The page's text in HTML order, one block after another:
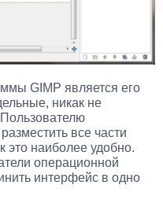
GIMP является его
никак не
все части
это наиболее удобно.
операционной
интерфейс в одно